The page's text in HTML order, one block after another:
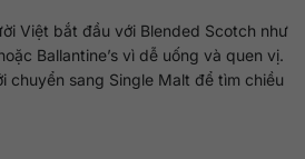
Việt bắt đầu với Blended Scotch như
Ballantine’s vì dễ uống và quen vị.
chuyển sang Single Malt để tìm chiều